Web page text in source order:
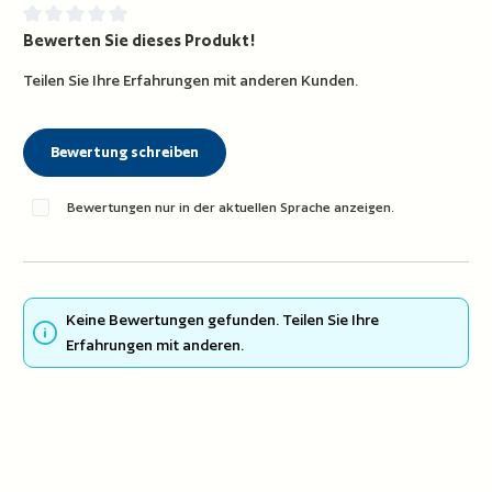
Durchschnittliche Bewertung von 0 von 5 Sternen
Bewerten Sie dieses Produkt!
Teilen Sie Ihre Erfahrungen mit anderen Kunden.
Bewertung schreiben
Bewertungen nur in der aktuellen Sprache anzeigen.
Keine Bewertungen gefunden. Teilen Sie Ihre
Erfahrungen mit anderen.